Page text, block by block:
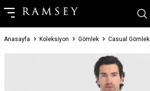
Anasayfa Koleksiyon Gömlek Casual Gömlek